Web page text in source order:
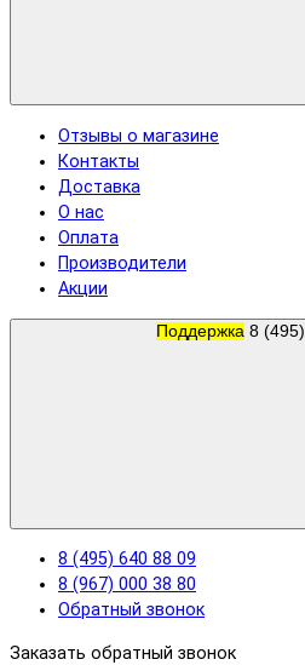
Отзывы о магазине
Контакты
Доставка
О нас
Оплата
Производители
Акции
Поддержка
8 (495) 640 88 09
8 (967) 000 38 80
Обратный звонок
Заказать обратный звонок